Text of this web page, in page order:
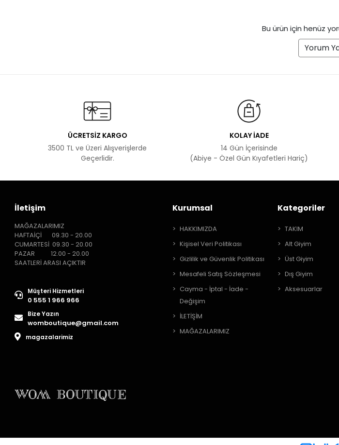
Bu ürün için henüz
Yorum
ÜCRETSİZ KARGO
3500 TL ve Üzeri Alışverişlerde
Geçerlidir.
KOLAY İADE
14 Gün İçerisinde
(Abiye - Özel Gün Kıyafetleri Hariç)
İletişim
MAĞAZALARIMIZ
HAFTAİÇİ 09.30 - 20.00
CUMARTESİ 09.30 - 20.00
PAZAR 12.00 - 20.00
SAATLERİ ARASI AÇIKTIR
Müşteri Hizmetleri
0 555 1 966 966
Bize Yazın
womboutique@gmail.com
magazalarimiz
Kurumsal
HAKKIMIZDA
Kişisel Veri Politikası
Gizlilik ve Güvenlik Politikası
Mesafeli Satış Sözleşmesi
Cayma - İptal - İade -
Değişim
İLETİŞİM
MAĞAZALARIMIZ
Kategoriler
TAKIM
Alt Giyim
Üst Giyim
Dış Giyim
Aksesuarlar